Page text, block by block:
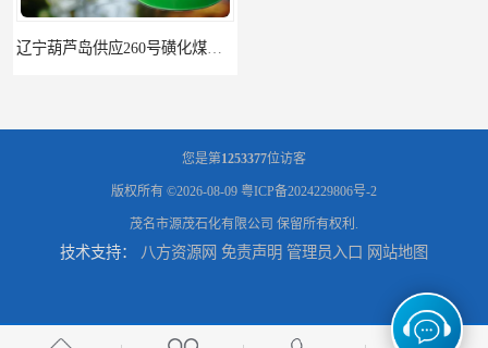
您是第1253377位访客
版权所有 ©2026-08-09 粤ICP备2024229806号-2
茂名市源茂石化有限公司 保留所有权利.
技术支持： 八方资源网 免责声明 管理员入口 网站地图